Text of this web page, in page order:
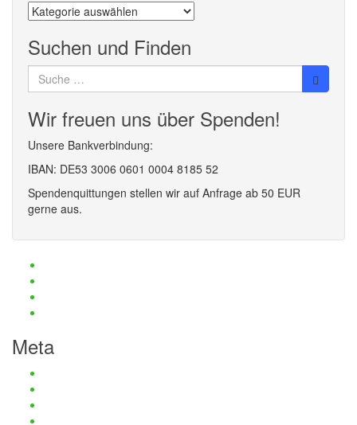
Beiträge
nach
Kategorien
Suchen und Finden
Suche
nach:
Wir freuen uns über Spenden!
Unsere Bankverbindung:
IBAN: DE53 3006 0601 0004 8185 52
Spendenquittungen stellen wir auf Anfrage ab 50 EUR
gerne aus.
Meta